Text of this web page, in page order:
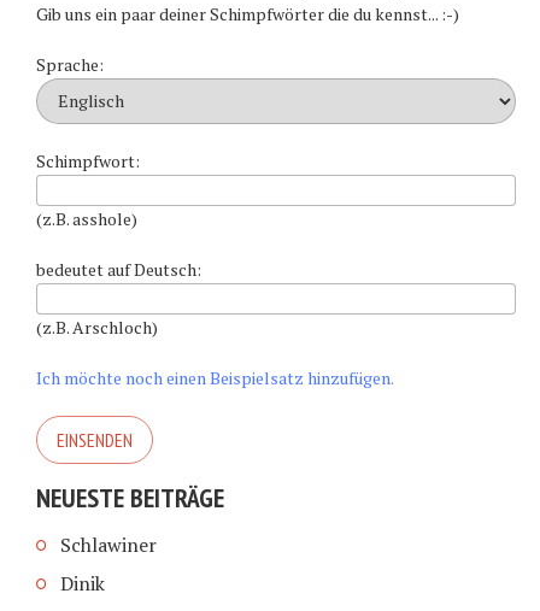
Gib uns ein paar deiner Schimpfwörter die du kennst... :-)
Sprache:
Schimpfwort:
(z.B. asshole)
bedeutet auf Deutsch:
(z.B. Arschloch)
Ich möchte noch einen Beispielsatz hinzufügen.
NEUESTE BEITRÄGE
Schlawiner
Dinik